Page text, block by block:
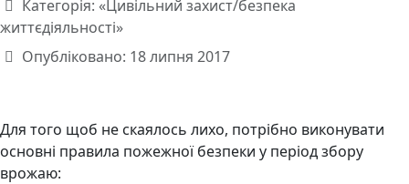
Категорія: «Цивільний захист/безпека
життєдіяльності»
Опубліковано: 18 липня 2017
Для того щоб не скаялось лихо, потрібно виконувати
основні правила пожежної безпеки у період збору
врожаю: